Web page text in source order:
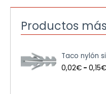
Productos
Taco nylón
0,02€ - 0,15€